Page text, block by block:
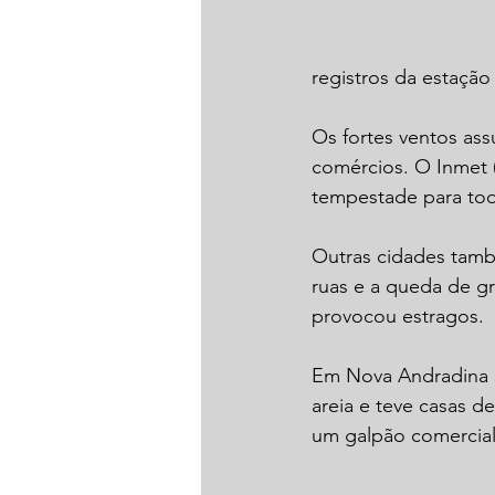
registros da
Os fortes ventos
comércios. O
tempestade para
Outras cidades
ruas e a queda de
provocou estragos.
Em Nova
areia e teve casas
um galpão